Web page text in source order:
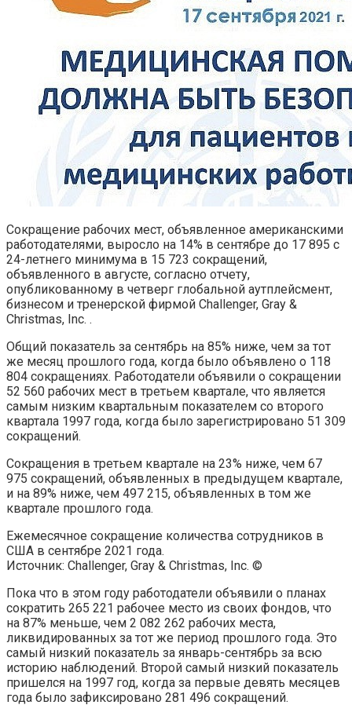
Сокращение рабочих мест, объявленное американскими
работодателями, выросло на 14% в сентябре до 17 895 с
24-летнего минимума в 15 723 сокращений,
объявленного в августе, согласно отчету,
опубликованному в четверг глобальной аутплейсмент,
бизнесом и тренерской фирмой Challenger, Gray &
Christmas, Inc. .
Общий показатель за сентябрь на 85% ниже, чем за тот
же месяц прошлого года, когда было объявлено о 118
804 сокращениях. Работодатели объявили о сокращении
52 560 рабочих мест в третьем квартале, что является
самым низким квартальным показателем со второго
квартала 1997 года, когда было зарегистрировано 51 309
сокращений.
Сокращения в третьем квартале на 23% ниже, чем 67
975 сокращений, объявленных в предыдущем квартале,
и на 89% ниже, чем 497 215, объявленных в том же
квартале прошлого года.
Ежемесячное сокращение количества сотрудников в
США в сентябре 2021 года.
Источник: Challenger, Gray & Christmas, Inc. ©
Пока что в этом году работодатели объявили о планах
сократить 265 221 рабочее место из своих фондов, что
на 87% меньше, чем 2 082 262 рабочих места,
ликвидированных за тот же период прошлого года. Это
самый низкий показатель за январь-сентябрь за всю
историю наблюдений. Второй самый низкий показатель
пришелся на 1997 год, когда за первые девять месяцев
года было зафиксировано 281 496 сокращений.